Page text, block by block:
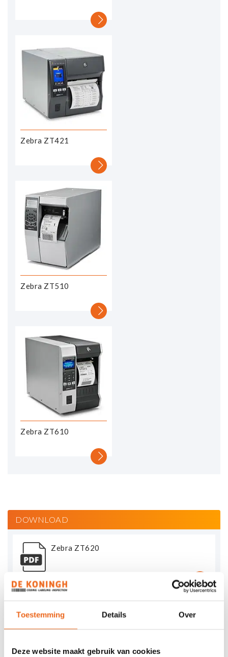
Toestemming Details Over
Deze website maakt gebruik van cookies
Zebra ZT421
Zebra ZT510
Zebra ZT610
DOWNLOAD
Zebra ZT620